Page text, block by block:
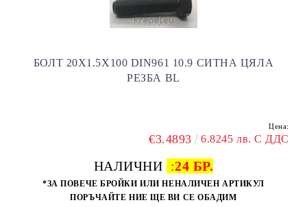
БОЛТ 20Х1.5Х100 DIN961 10.9 СИТНА ЦЯЛА
РЕЗБА BL
Цена:
€3.4893 6.8245 лв. С ДДС
НАЛИЧНИ :24 БР.
*ЗА ПОВЕЧЕ БРОЙКИ ИЛИ НЕНАЛИЧЕН АРТИКУЛ
ПОРЪЧАЙТЕ НИЕ ЩЕ ВИ СЕ ОБАДИМ